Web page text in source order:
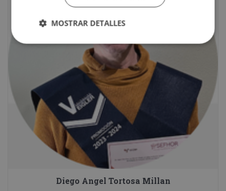
Diego Angel Tortosa Millan
MOSTRAR DETALLES